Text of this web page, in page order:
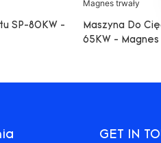
SP-80KW -
Maszyna Do
65KW - Magnes
GET IN